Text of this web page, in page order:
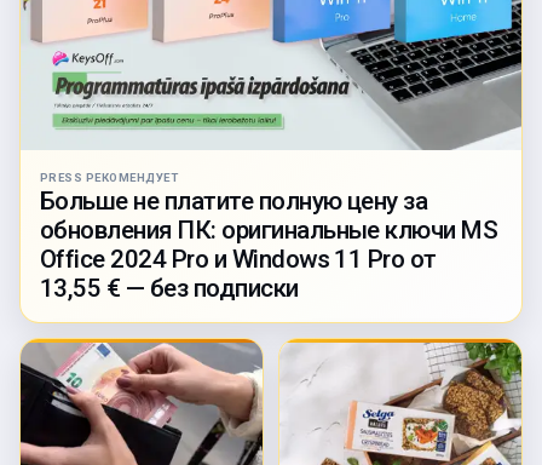
PRESS РЕКОМЕНДУЕТ
Больше не платите полную цену за
обновления ПК: оригинальные ключи MS
Office 2024 Pro и Windows 11 Pro от
13,55 € — без подписки